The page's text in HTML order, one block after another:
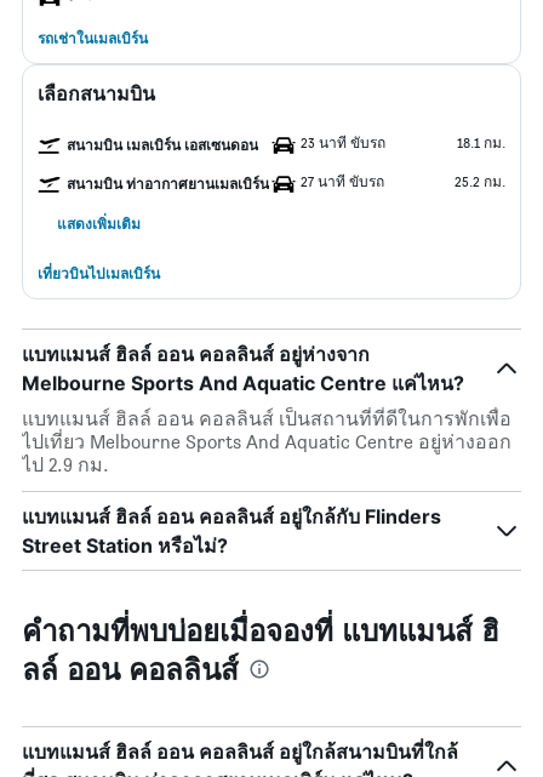
รถเช่าในเมลเบิร์น
เลือกสนามบิน
สนามบิน เมลเบิร์น เอสเซนดอน 23 นาที ขับรถ 18.1 กม.
สนามบิน ท่าอากาศยานเมลเบิร์น 27 นาที ขับรถ 25.2 กม.
แสดงเพิ่มเติม
เที่ยวบินไปเมลเบิร์น
แบทแมนส์ ฮิลล์ ออน คอลลินส์ อยู่ห่างจาก
Melbourne Sports And Aquatic Centre แค่ไหน?
แบทแมนส์ ฮิลล์ ออน คอลลินส์ เป็นสถานที่ที่ดีในการพักเพื่อ
ไปเที่ยว Melbourne Sports And Aquatic Centre อยู่ห่างออก
ไป 2.9 กม.
แบทแมนส์ ฮิลล์ ออน คอลลินส์ อยู่ใกล้กับ Flinders
Street Station หรือไม่?
คำถามที่พบบ่อยเมื่อจองที่ แบทแมนส์ ฮิ
ลล์ ออน คอลลินส์
แบทแมนส์ ฮิลล์ ออน คอลลินส์ อยู่ใกล้สนามบินที่ใกล้